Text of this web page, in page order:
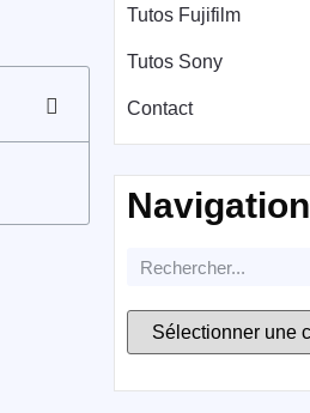
Tutos Fujifilm
Tutos Sony
Contact
Navigation